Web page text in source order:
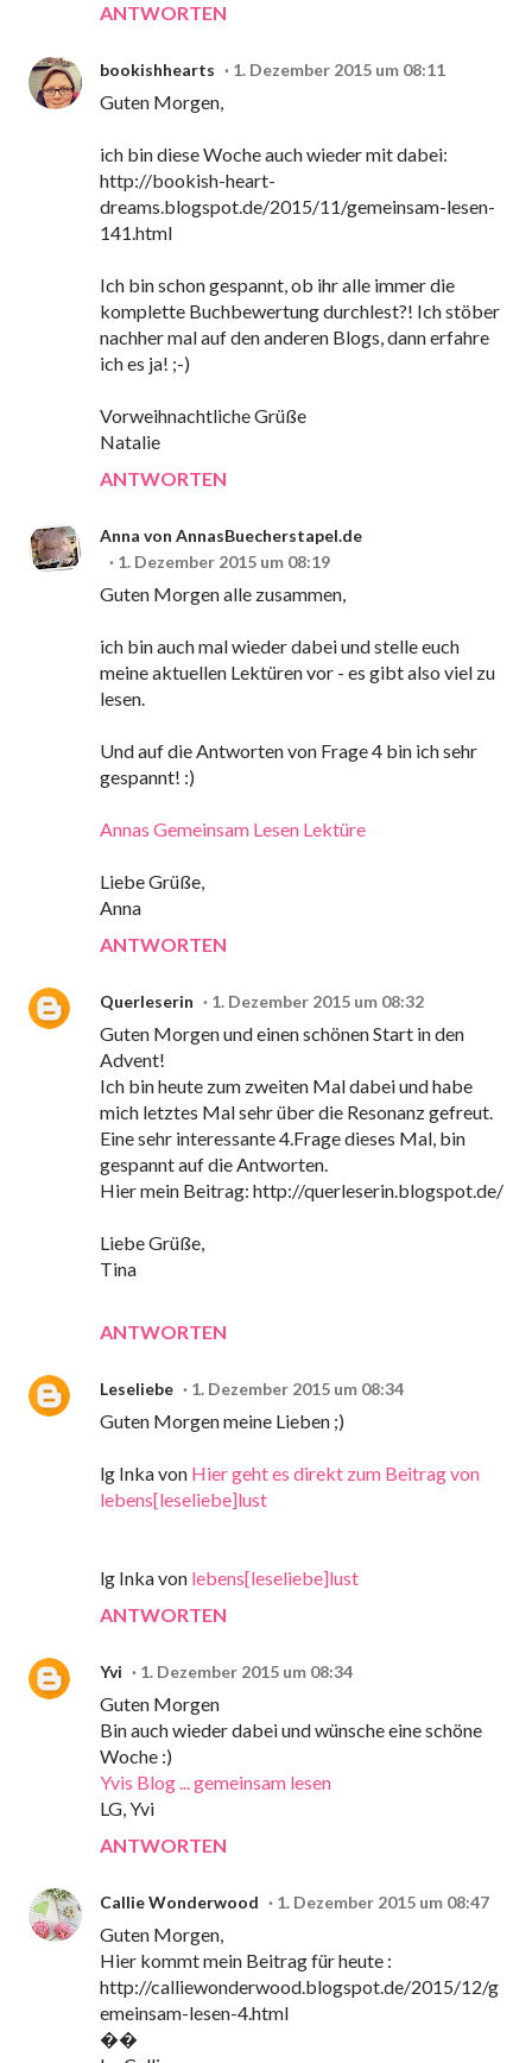
ANTWORTEN
bookishhearts 1. Dezember 2015 um 08:11
Guten Morgen,
ich bin diese Woche auch wieder mit dabei:
http://bookish-heart-
dreams.blogspot.de/2015/11/gemeinsam-lesen-
141.html
Ich bin schon gespannt, ob ihr alle immer die
komplette Buchbewertung durchlest?! Ich stöber
nachher mal auf den anderen Blogs, dann erfahre
ich es ja! ;-)
Vorweihnachtliche Grüße
Natalie
ANTWORTEN
Anna von AnnasBuecherstapel.de
1. Dezember 2015 um 08:19
Guten Morgen alle zusammen,
ich bin auch mal wieder dabei und stelle euch
meine aktuellen Lektüren vor - es gibt also viel zu
lesen.
Und auf die Antworten von Frage 4 bin ich sehr
gespannt! :)
Annas Gemeinsam Lesen Lektüre
Liebe Grüße,
Anna
ANTWORTEN
Querleserin 1. Dezember 2015 um 08:32
Guten Morgen und einen schönen Start in den
Advent!
Ich bin heute zum zweiten Mal dabei und habe
mich letztes Mal sehr über die Resonanz gefreut.
Eine sehr interessante 4.Frage dieses Mal, bin
gespannt auf die Antworten.
Hier mein Beitrag: http://querleserin.blogspot.de/
Liebe Grüße,
Tina
ANTWORTEN
Leseliebe 1. Dezember 2015 um 08:34
Guten Morgen meine Lieben ;)
lg Inka von Hier geht es direkt zum Beitrag von
lebens[leseliebe]lust
lg Inka von lebens[leseliebe]lust
ANTWORTEN
Yvi 1. Dezember 2015 um 08:34
Guten Morgen
Bin auch wieder dabei und wünsche eine schöne
Woche :)
Yvis Blog ... gemeinsam lesen
LG, Yvi
ANTWORTEN
Callie Wonderwood 1. Dezember 2015 um 08:47
Guten Morgen,
Hier kommt mein Beitrag für heute :
http://calliewonderwood.blogspot.de/2015/12/g
emeinsam-lesen-4.html
��